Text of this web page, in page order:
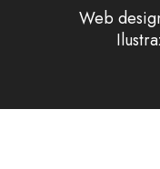
Web